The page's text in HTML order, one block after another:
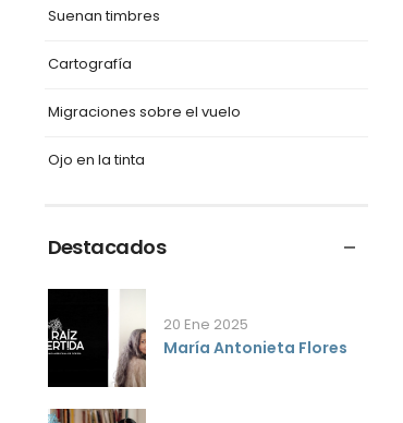
Suenan timbres
Cartografía
Migraciones sobre el vuelo
Ojo en la tinta
Destacados
20 Ene 2025
María Antonieta Flores